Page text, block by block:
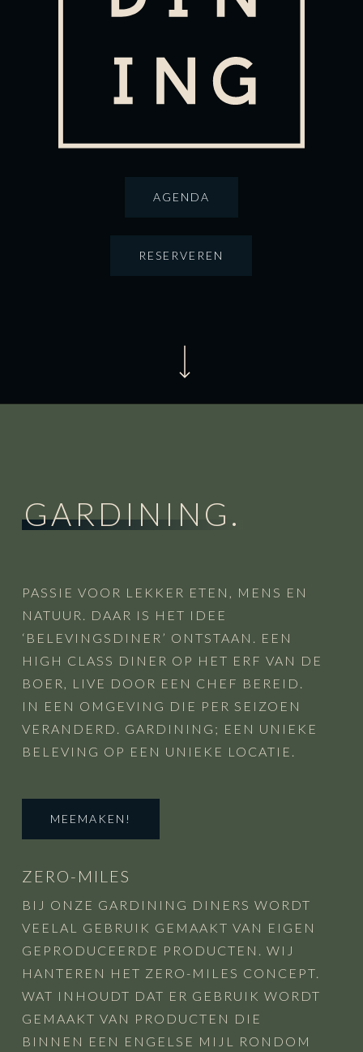
AGENDA
RESERVEREN
GARDINING.
PASSIE VOOR LEKKER ETEN, MENS EN
NATUUR. DAAR IS HET IDEE
‘BELEVINGSDINER’ ONTSTAAN. EEN
HIGH CLASS DINER OP HET ERF VAN DE
BOER, LIVE DOOR EEN CHEF BEREID.
IN EEN OMGEVING DIE PER SEIZOEN
VERANDERD. GARDINING; EEN UNIEKE
BELEVING OP EEN UNIEKE LOCATIE.
MEEMAKEN!
ZERO-MILES
BIJ ONZE GARDINING DINERS WORDT
VEELAL GEBRUIK GEMAAKT VAN EIGEN
GEPRODUCEERDE PRODUCTEN. WIJ
HANTEREN HET ZERO-MILES CONCEPT.
WAT INHOUDT DAT ER GEBRUIK WORDT
GEMAAKT VAN PRODUCTEN DIE
BINNEN EEN ENGELSE MIJL RONDOM